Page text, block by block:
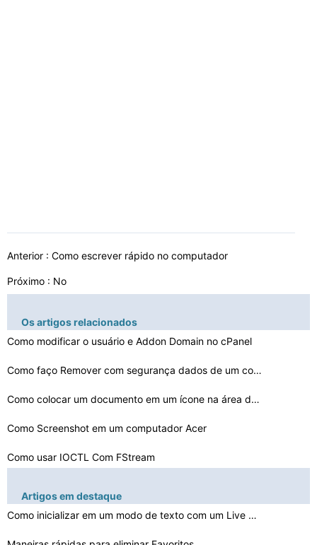
Anterior : Como escrever rápido no computador
Próximo : No
Os artigos relacionados
Como modificar o usuário e Addon Domain no cPanel
Como faço Remover com segurança dados de um computado…
Como colocar um documento em um ícone na área de trab…
Como Screenshot em um computador Acer
Como usar IOCTL Com FStream
Como localizar a chave do Adobe CS4 no Computador
Artigos em destaque
Como inicializar em um modo de texto com um Live CD